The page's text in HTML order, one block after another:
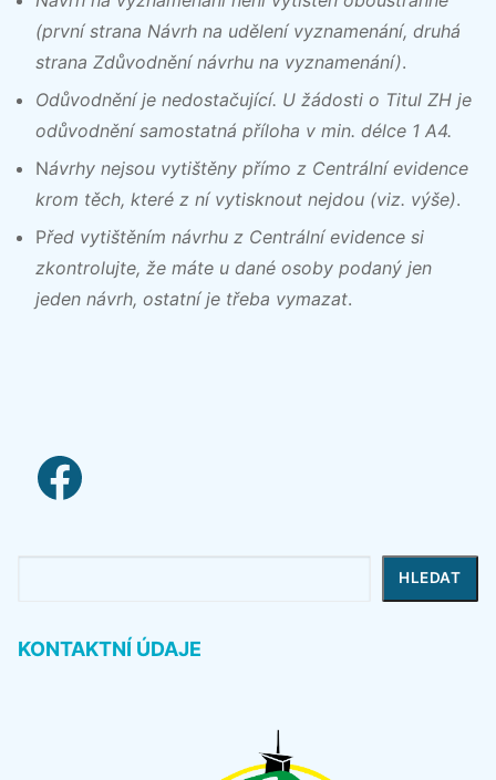
(první strana Návrh na udělení vyznamenání, druhá
strana Zdůvodnění návrhu na vyznamenání).
Odůvodnění je nedostačující. U žádosti o Titul ZH je
odůvodnění samostatná příloha v min. délce 1 A4.
Návrhy nejsou vytištěny přímo z Centrální evidence
krom těch, které z ní vytisknout nejdou (viz. výše).
Před vytištěním návrhu z Centrální evidence si
zkontrolujte, že máte u dané osoby podaný jen
jeden návrh, ostatní je třeba vymazat.
facebook link
HLEDAT
KONTAKTNÍ ÚDAJE